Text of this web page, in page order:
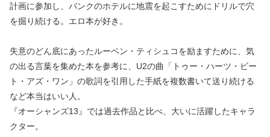
計画に参加し、バンクのホテルに地震を起こすためにドリルで穴
を掘り続ける。エロ本が好き 。
失意のどん底にあったルーベン・ティシュコを励ますために、気
の出る言葉を集めた本を参考に、U2の曲「トゥー・ハーツ・ビー
ト・アズ・ワン」の歌詞を引用した手紙を複数書いて送り続ける
など本当はいい人。
『オーシャンズ13』では過去作品と比べ、大いに活躍したキャラ
クター。